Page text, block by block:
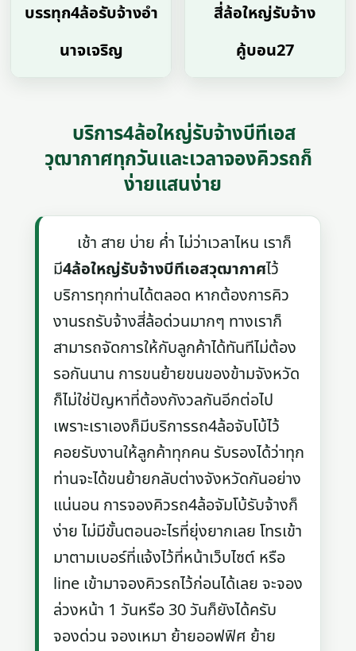
บรรทุก4ล้อรับจ้างอํา
นาจเจริญ
สี่ล้อใหญ่รับจ้าง
คู้บอน27
บริการ4ล้อใหญ่รับจ้างบีทีเอส
วุฒากาศทุกวันและเวลาจองคิวรถก็
ง่ายแสนง่าย
เช้า สาย บ่าย ค่ำ ไม่ว่าเวลาไหน เราก็
มี4ล้อใหญ่รับจ้างบีทีเอสวุฒากาศไว้
บริการทุกท่านได้ตลอด หากต้องการคิว
งานรถรับจ้างสี่ล้อด่วนมากๆ ทางเราก็
สามารถจัดการให้กับลูกค้าได้ทันทีไม่ต้อง
รอกันนาน การขนย้ายขนของข้ามจังหวัด
ก็ไม่ใช่ปัญหาที่ต้องกังวลกันอีกต่อไป
เพราะเราเองก็มีบริการรถ4ล้อจับโบ้ไว้
คอยรับงานให้ลูกค้าทุกคน รับรองได้ว่าทุก
ท่านจะได้ขนย้ายกลับต่างจังหวัดกันอย่าง
แน่นอน การจองคิวรถ4ล้อจัมโบ้รับจ้างก็
ง่าย ไม่มีขั้นตอนอะไรที่ยุ่งยากเลย โทรเข้า
มาตามเบอร์ที่แจ้งไว้ที่หน้าเว็บไซต์ หรือ
line เข้ามาจองคิวรถไว้ก่อนได้เลย จะจอง
ล่วงหน้า 1 วันหรือ 30 วันก็ยังได้ครับ
จองด่วน จองเหมา ย้ายออฟฟิศ ย้าย